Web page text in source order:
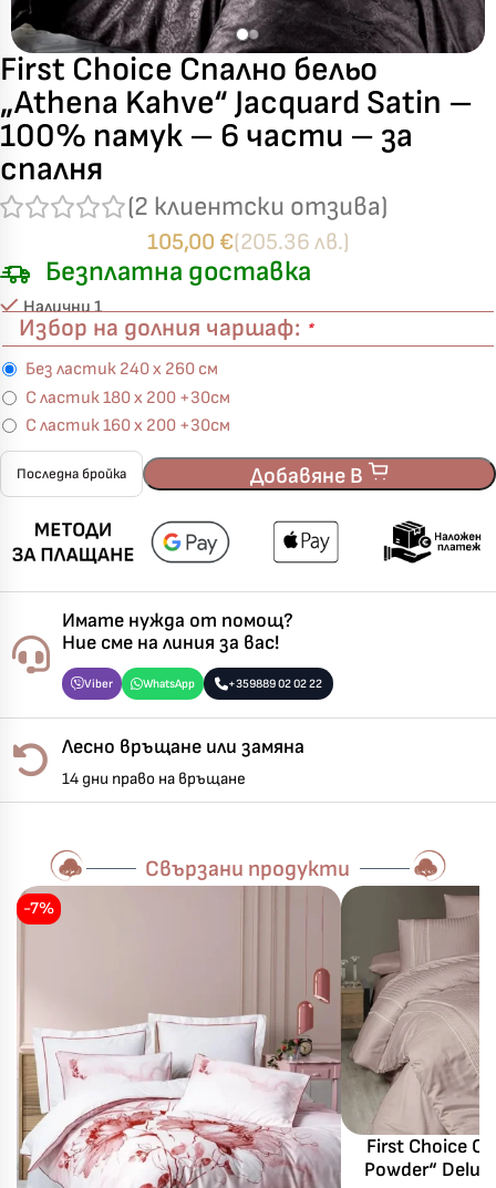
First Choice Спално бельо
„Athena Kahve“ Jacquard Satin –
100% памук – 6 части – за
спалня
(2 клиентски отзива)
105,00 €(205.36 лв.)
Безплатна доставка
Налични 1
Избор на долния чаршаф: *
Без ластик 240 х 260 см
С ластик 180 х 200 +30см
С ластик 160 х 200 +30см
Последна бройка Добавяне В
Имате нужда от помощ?
Ние сме на линия за вас!
Viber WhatsApp +359889 02 02 22
Лесно връщане или замяна
14 дни право на връщане
Свързани продукти
-7%
First Choice
Powder“